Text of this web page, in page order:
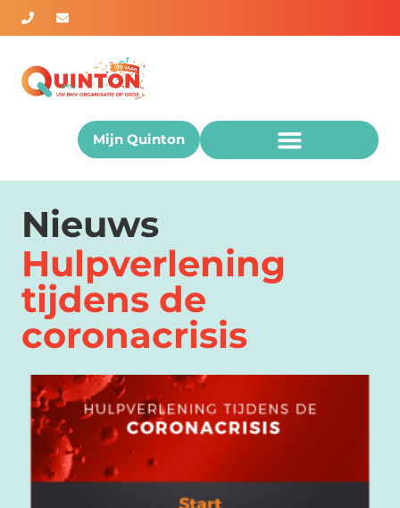
Mijn Quinton
Hulpverlening
tijdens de
coronacrisis
Nieuws